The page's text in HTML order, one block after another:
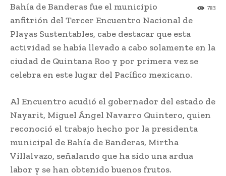
783
Bahía de Banderas fue el municipio
anfitrión del Tercer Encuentro Nacional de
Playas Sustentables, cabe destacar que esta
actividad se había llevado a cabo solamente en la
ciudad de Quintana Roo y por primera vez se
celebra en este lugar del Pacífico mexicano.
Al Encuentro acudió el gobernador del estado de
Nayarit, Miguel Ángel Navarro Quintero, quien
reconoció el trabajo hecho por la presidenta
municipal de Bahía de Banderas, Mirtha
Villalvazo, señalando que ha sido una ardua
labor y se han obtenido buenos frutos.